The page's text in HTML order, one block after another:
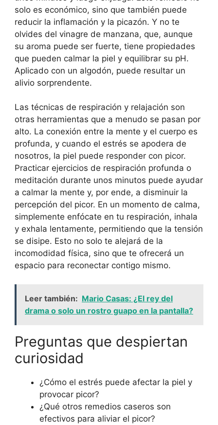
solo es económico, sino que también puede
reducir la inflamación y la picazón. Y no te
olvides del vinagre de manzana, que, aunque
su aroma puede ser fuerte, tiene propiedades
que pueden calmar la piel y equilibrar su pH.
Aplicado con un algodón, puede resultar un
alivio sorprendente.
Las técnicas de respiración y relajación son
otras herramientas que a menudo se pasan por
alto. La conexión entre la mente y el cuerpo es
profunda, y cuando el estrés se apodera de
nosotros, la piel puede responder con picor.
Practicar ejercicios de respiración profunda o
meditación durante unos minutos puede ayudar
a calmar la mente y, por ende, a disminuir la
percepción del picor. En un momento de calma,
simplemente enfócate en tu respiración, inhala
y exhala lentamente, permitiendo que la tensión
se disipe. Esto no solo te alejará de la
incomodidad física, sino que te ofrecerá un
espacio para reconectar contigo mismo.
Leer también: Mario Casas: ¿El rey del
drama o solo un rostro guapo en la pantalla?
Preguntas que despiertan
curiosidad
¿Cómo el estrés puede afectar la piel y
provocar picor?
¿Qué otros remedios caseros son
efectivos para aliviar el picor?